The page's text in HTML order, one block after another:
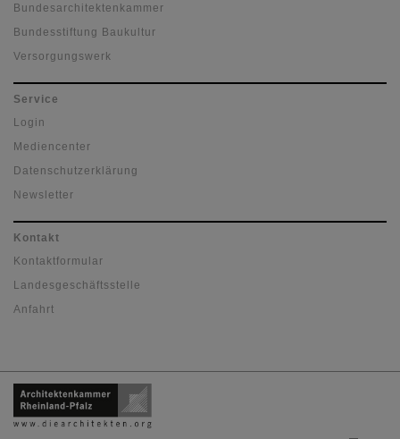
Bundesarchitektenkammer
Bundesstiftung Baukultur
Versorgungswerk
Service
Login
Mediencenter
Datenschutzerklärung
Newsletter
Kontakt
Kontaktformular
Landesgeschäftsstelle
Anfahrt